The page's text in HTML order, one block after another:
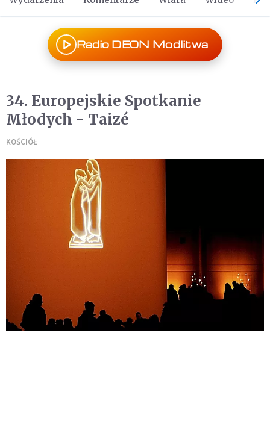
Radio DEON Modlitwa
34. Europejskie Spotkanie
Młodych - Taizé
KOŚCIÓŁ